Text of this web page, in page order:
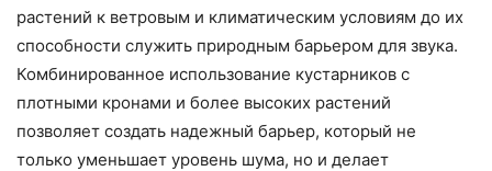
растений к ветровым и климатическим условиям до их
способности служить природным барьером для звука.
Комбинированное использование кустарников с
плотными кронами и более высоких растений
позволяет создать надежный барьер, который не
только уменьшает уровень шума, но и делает